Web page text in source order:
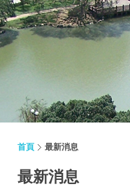
首頁 最新消息
最新消息